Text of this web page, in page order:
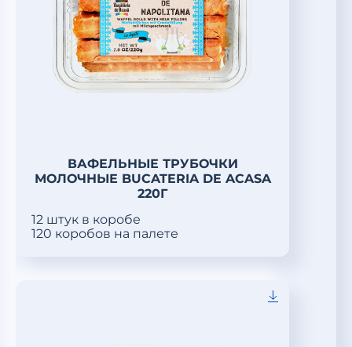
ВАФЕЛЬНЫЕ ТРУБОЧКИ
МОЛОЧНЫЕ BUCATERIA DE ACASA
220Г
12 штук в коробе
120 коробов на палете